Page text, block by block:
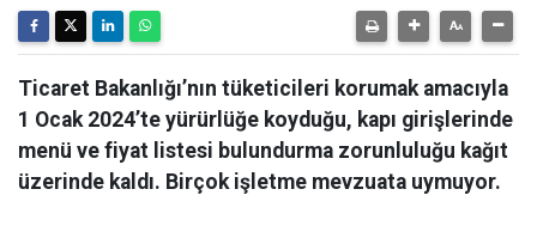
Ticaret Bakanlığı’nın tüketicileri korumak amacıyla
1 Ocak 2024’te yürürlüğe koyduğu, kapı girişlerinde
menü ve fiyat listesi bulundurma zorunluluğu kağıt
üzerinde kaldı. Birçok işletme mevzuata uymuyor.